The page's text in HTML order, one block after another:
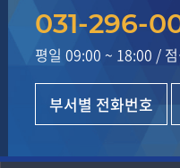
031-296-
평일 09:00 ~ 18:00 /
부서별 전화번호